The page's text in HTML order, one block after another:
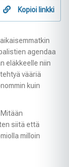
Kopioi linkki
agendaa
eläkkeelle niin
vääriä
kuin
siitä että
milloin